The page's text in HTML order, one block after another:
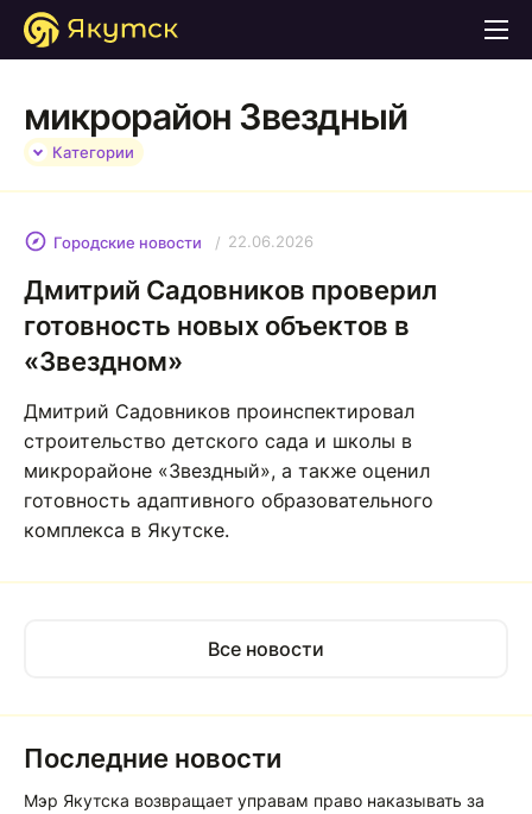
микрорайон Звездный
Категории
Городские новости 22.06.2026
Дмитрий Садовников проверил
готовность новых объектов в
«Звездном»
Дмитрий Садовников проинспектировал
строительство детского сада и школы в
микрорайоне «Звездный», а также оценил
готовность адаптивного образовательного
комплекса в Якутске.
Все новости
Последние новости
Мэр Якутска возвращает управам право наказывать за